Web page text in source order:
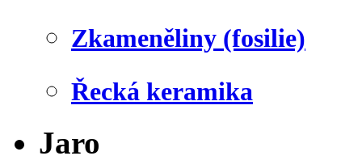
Zkameněliny (fosilie)
Řecká keramika
Jaro